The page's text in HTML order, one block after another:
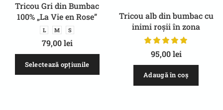
Tricou Gri din Bumbac
100% „La Vie en Rose”
L M S
79,00lei
Selectează opțiunile
Tricou alb din bumbac cu
inimi roșii în zona
bustului, croi lejer și
modern, pentru ținute
casual
95,00lei
Adaugă în coș